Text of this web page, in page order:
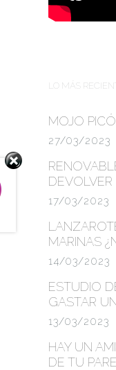
LO MÁS
MOJO
27/03/2023
DEVOLVER
17/03/2023
MARINAS
14/03/2023
ESTUDIO
GASTAR
13/03/2023
HAY UN
DE TU